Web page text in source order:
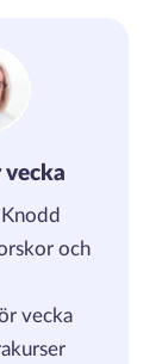
vecka
och
vecka